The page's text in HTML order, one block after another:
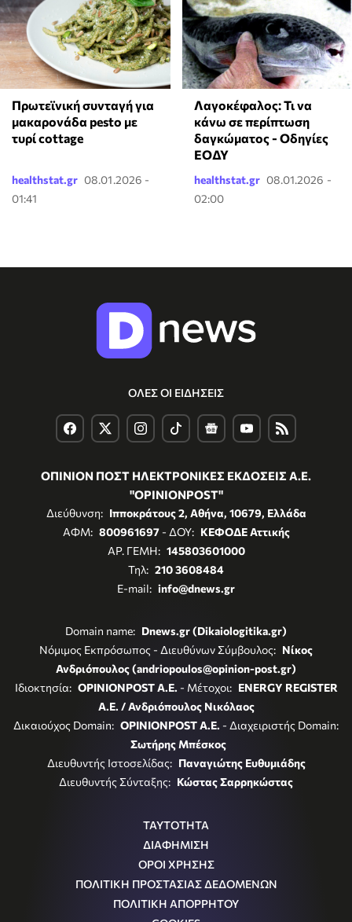
Πρωτεϊνική συνταγή για
μακαρονάδα pesto με
τυρί cottage
healthstat.gr 08.01.2026 -
01:41
Λαγοκέφαλος: Τι να
κάνω σε περίπτωση
δαγκώματος - Οδηγίες
ΕΟΔΥ
healthstat.gr 08.01.2026 -
02:00
ΟΛΕΣ ΟΙ ΕΙΔΗΣΕΙΣ
ΟΠΙΝΙΟΝ ΠΟΣΤ ΗΛΕΚΤΡΟΝΙΚΕΣ ΕΚΔΟΣΕΙΣ Α.Ε.
"OPINIONPOST"
Διεύθυνση: Ιπποκράτους 2, Αθήνα, 10679, Ελλάδα
ΑΦΜ: 800961697- ΔΟΥ: ΚΕΦΟΔΕ Αττικής
ΑΡ. ΓΕΜΗ: 145803601000
Τηλ: 210 3608484
E-mail: info@dnews.gr
Domain name: Dnews.gr (Dikaiologitika.gr)
Νόμιμος Εκπρόσωπος - Διευθύνων Σύμβουλος: Νίκος
Ανδριόπουλος (andriopoulos@opinion-post.gr)
Ιδιοκτησία: OPINIONPOST A.E. - Μέτοχοι: ENERGY REGISTER
Α.Ε. / Ανδριόπουλος Νικόλαος
Δικαιούχος Domain: OPINIONPOST A.E. - Διαχειριστής Domain:
Σωτήρης Μπέσκος
Διευθυντής Ιστοσελίδας: Παναγιώτης Ευθυμιάδης
Διευθυντής Σύνταξης: Κώστας Σαρρηκώστας
ΤΑΥΤΟΤΗΤΑ
ΔΙΑΦΗΜΙΣΗ
ΟΡΟΙ ΧΡΗΣΗΣ
ΠΟΛΙΤΙΚΗ ΠΡΟΣΤΑΣΙΑΣ ΔΕΔΟΜΕΝΩΝ
ΠΟΛΙΤΙΚΗ ΑΠΟΡΡΗΤΟΥ